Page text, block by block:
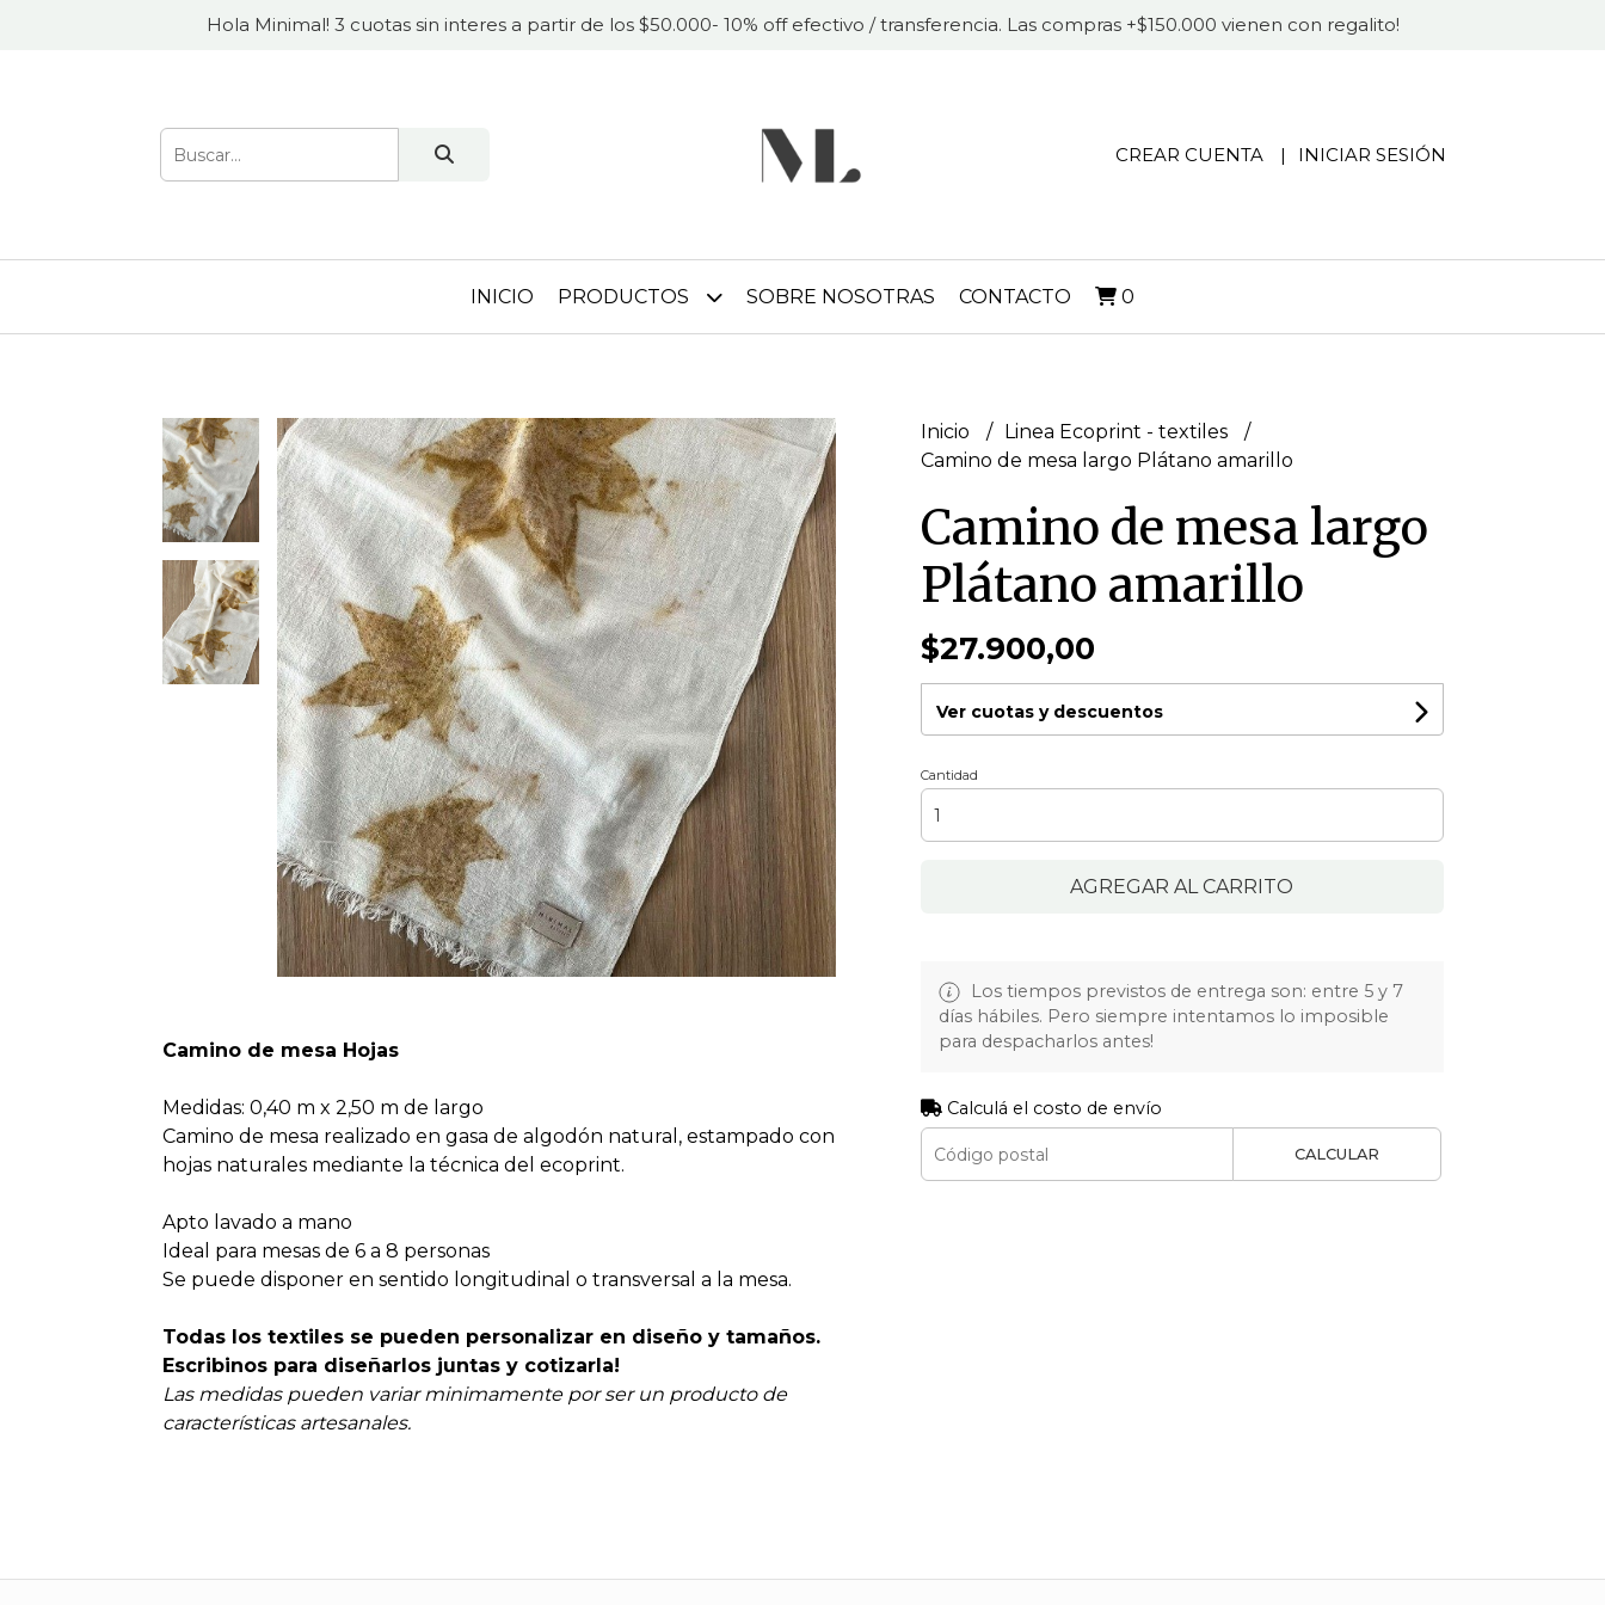
Hola Minimal! 3 cuotas sin interes a partir de los $50.000- 10% off efectivo / transferencia. Las compras +$150.000 vienen con regalito!
CREAR CUENTA INICIAR SESIÓN
INICIO PRODUCTOS SOBRE NOSOTRAS CONTACTO 0
Camino de mesa Hojas
Medidas: 0,40 m x 2,50 m de largo
Camino de mesa realizado en gasa de algodón natural, estampado con
hojas naturales mediante la técnica del ecoprint.
Apto lavado a mano
Ideal para mesas de 6 a 8 personas
Se puede disponer en sentido longitudinal o transversal a la mesa.
Todas los textiles se pueden personalizar en diseño y tamaños.
Escribinos para diseñarlos juntas y cotizarla!
Las medidas pueden variar minimamente por ser un producto de
características artesanales.
Inicio
Linea Ecoprint - textiles
Camino de mesa largo Plátano amarillo
Camino de mesa largo
Plátano amarillo
$27.900,00
Ver cuotas y descuentos
Cantidad
AGREGAR AL CARRITO
Los tiempos previstos de entrega son: entre 5 y 7
días hábiles. Pero siempre intentamos lo imposible
para despacharlos antes!
Calculá el costo de envío
CALCULAR